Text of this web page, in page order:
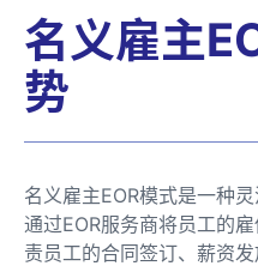
名义雇主
势
名义雇主EOR模式是一种
通过EOR服务商将员工的
责员工的合同签订、薪资